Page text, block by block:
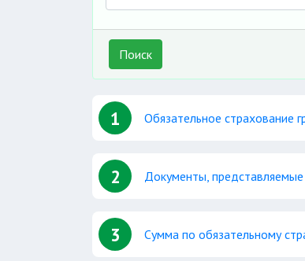
Поиск
1 Обязательное страхование
2 Документы,
3 Сумма по обязательному